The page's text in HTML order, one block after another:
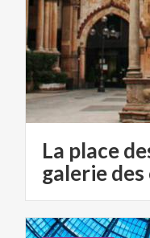
La place
galerie